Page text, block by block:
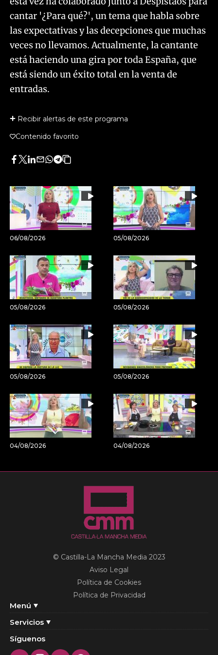
cantar '¿Para qué?', un tema que habla sobre
las expectativas y las decepciones que muchas
veces no llevamos. Actualmente, la cantante
está haciendo una gira por toda España, que
está siendo un éxito total en la venta de
entradas.
Recibir alertas de este programa
Contenido favorito
Facebook
Twitter
LinkedIn
Enviar
Whatsapp
Telegram
Copiar
artículo
06/08/2026 05/08/2026
05/08/2026 05/08/2026
05/08/2026 05/08/2026
04/08/2026 04/08/2026
Menú
Servicios
© Castilla-La Mancha Media 2023
Aviso Legal
Política de Cookies
Política de Privacidad
Síguenos